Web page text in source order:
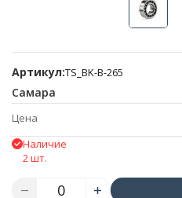
Артикул:TS_BK-B-265
Самара
Цена
Наличие
2 шт.